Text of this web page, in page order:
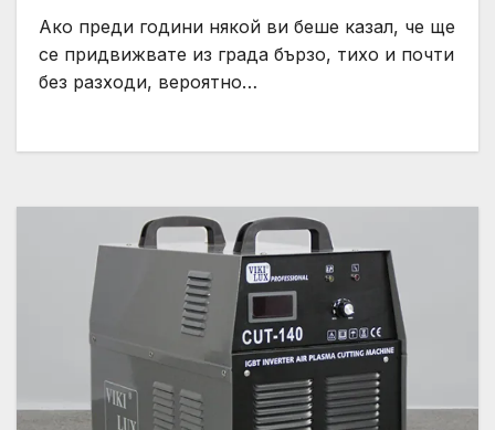
Ако преди години някой ви беше казал, че ще
се придвижвате из града бързо, тихо и почти
без разходи, вероятно…